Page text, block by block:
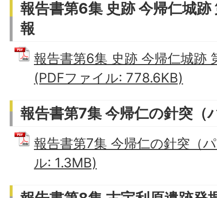
報告書第6集 史跡 今帰仁城
報
報告書第6集 史跡 今帰仁城跡
(PDFファイル: 778.6KB)
報告書第7集 今帰仁の針突（
報告書第7集 今帰仁の針突（
ル: 1.3MB)